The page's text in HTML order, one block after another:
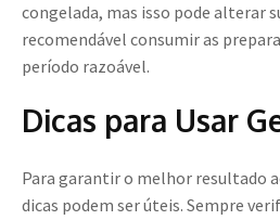
congelada, mas isso pode alterar
recomendável consumir as
período razoável.
Dicas para Usar
Para garantir o melhor resultado
dicas podem ser úteis. Sempre